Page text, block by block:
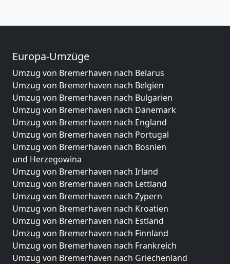
Europa-Umzüge
Umzug von Bremerhaven nach Belarus
Umzug von Bremerhaven nach Belgien
Umzug von Bremerhaven nach Bulgarien
Umzug von Bremerhaven nach Dänemark
Umzug von Bremerhaven nach England
Umzug von Bremerhaven nach Portugal
Umzug von Bremerhaven nach Bosnien
und Herzegowina
Umzug von Bremerhaven nach Irland
Umzug von Bremerhaven nach Lettland
Umzug von Bremerhaven nach Zypern
Umzug von Bremerhaven nach Kroatien
Umzug von Bremerhaven nach Estland
Umzug von Bremerhaven nach Finnland
Umzug von Bremerhaven nach Frankreich
Umzug von Bremerhaven nach Griechenland